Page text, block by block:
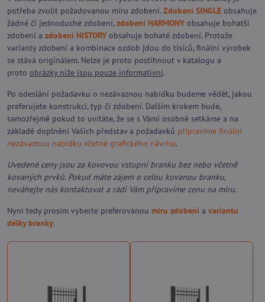
potřeba zvolit požadovanou míru zdobení. Zdobení SINGLE obsahuje
žádné či jednoduché zdobení,zdobení HARMONY obsahuje bohatší
zdobení a zdobení HISTORY obsahuje bohaté zdobení. Protože
varianty zdobení a kombinace ozdob jdou do tisíců, finální výrobek
se stává originálem. Nelze je proto postihnout v katalogu a
proto obrázky níže jsou pouze informativní.
Po odeslání požadavku o nezávaznou nabídku budeme vědět, jakou
preferujete konstrukci, typ či zdobení. Dalším krokem bude,
samozřejmě pokud to uvítáte, že se s Vámi osobně setkáme a na
základě doplnění Vašich představ a požadavků připravíme finální
nezávaznou nabídku včetně grafického návrhu.
Uvedené ceny jsou za kovovou vstupní branku bez nebo včetně
kovaných prvků. Pokud máte zájem o celou kovanou branku,
neváhejte nás kontaktovat a rádi Vám připravíme cenu na míru.
Nyní tedy prosím vyberte preferovanou míru zdobení a variantu
délky branky.